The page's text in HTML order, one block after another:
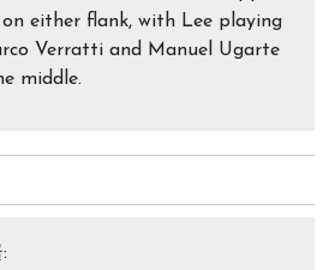
either flank, with Lee playing
Verratti and Manuel Ugarte
middle.